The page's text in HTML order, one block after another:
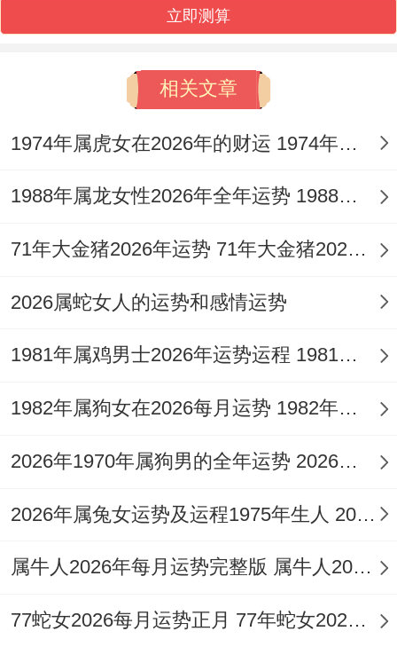
把握农历三月、八月等「财官」旺月进取求
以守为主，风水上可在家中正南方位摆放
家宅安宁。
二、财运分析：财富积累与风险管理
1.2026年财运总体趋势怎样？
上调，「偏财」星波动，投资理财收益起
伏，夏季易有短线机遇，但冬季慎防陷阱，
需明晰账目，避免利益纠纷，流年火旺，利
于火属性行业，如能源、餐饮，可适度布
2.正财与偏财哪个更旺？
正财为主，偏财为辅，甲木逢丙火，「食
立即测算
相关文章
1974年属虎女在2026年的财运 1974年属虎女取名字
1988年属龙女性2026年全年运势 1988年属龙女一生命运及婚姻
71年大金猪2026年运势 71年大金猪2026运势
2026属蛇女人的运势和感情运势
1981年属鸡男士2026年运势运程 1981年属鸡男的是什么命
1982年属狗女在2026每月运势 1982年属狗女三个坎
2026年1970年属狗男的全年运势 2026年1972年女鼠生肖运势
2026年属兔女运势及运程1975年生人 2026年属兔女最佳结婚日子
属牛人2026年每月运势完整版 属牛人2026年每月运势及运程详解
77蛇女2026每月运势正月 77年蛇女2026年每月运势及运程